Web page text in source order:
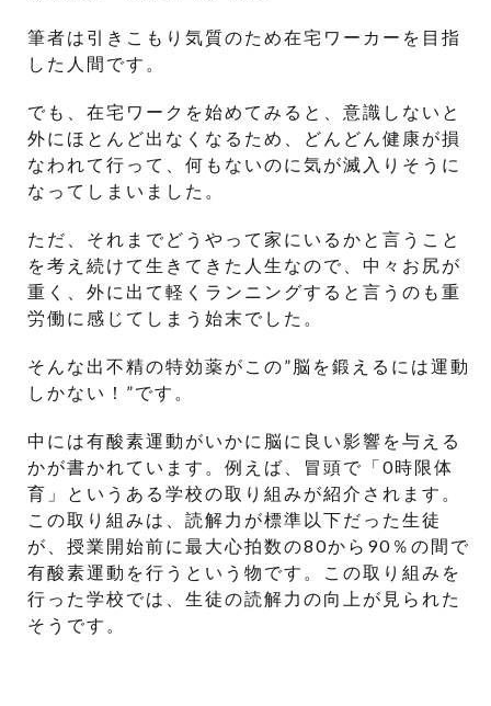
筆者は引きこもり気質のため在宅ワーカーを目指
した人間です。
でも、在宅ワークを始めてみると、意識しないと
外にほとんど出なくなるため、どんどん健康が損
なわれて行って、何もないのに気が滅入りそうに
なってしまいました。
ただ、それまでどうやって家にいるかと言うこと
を考え続けて生きてきた人生なので、中々お尻が
重く、外に出て軽くランニングすると言うのも重
労働に感じてしまう始末でした。
そんな出不精の特効薬がこの”脳を鍛えるには運動
しかない！”です。
中には有酸素運動がいかに脳に良い影響を与える
かが書かれています。例えば、冒頭で「0時限体
育」というある学校の取り組みが紹介されます。
この取り組みは、読解力が標準以下だった生徒
が、授業開始前に最大心拍数の80から90％の間で
有酸素運動を行うという物です。この取り組みを
行った学校では、生徒の読解力の向上が見られた
そうです。